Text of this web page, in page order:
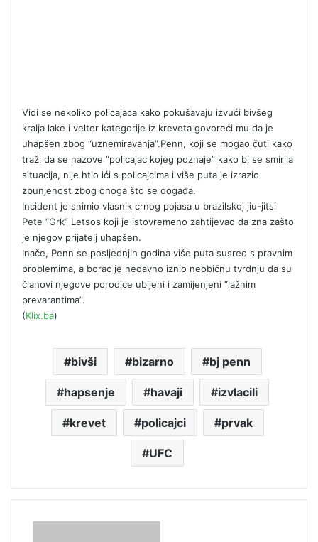
Vidi se nekoliko policajaca kako pokušavaju izvući bivšeg
kralja lake i velter kategorije iz kreveta govoreći mu da je
uhapšen zbog “uznemiravanja”.Penn, koji se mogao čuti kako
traži da se nazove “policajac kojeg poznaje” kako bi se smirila
situacija, nije htio ići s policajcima i više puta je izrazio
zbunjenost zbog onoga što se događa.
Incident je snimio vlasnik crnog pojasa u brazilskoj jiu-jitsi
Pete “Grk” Letsos koji je istovremeno zahtijevao da zna zašto
je njegov prijatelj uhapšen.
Inače, Penn se posljednjih godina više puta susreo s pravnim
problemima, a borac je nedavno iznio neobičnu tvrdnju da su
članovi njegove porodice ubijeni i zamijenjeni “lažnim
prevarantima”.
(Klix.ba)
bivši bizarno bj penn
hapsenje havaji izvlacili
krevet policajci prvak
UFC